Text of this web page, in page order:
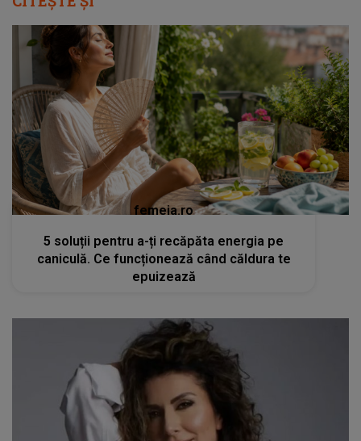
femeia.ro
5 soluții pentru a-ți recăpăta energia pe
caniculă. Ce funcționează când căldura te
epuizează